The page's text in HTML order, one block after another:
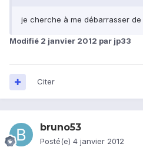
je cherche à me débarrasser de
Modifié 2 janvier 2012 par jp33
Citer
bruno53
Posté(e) 4 janvier 2012